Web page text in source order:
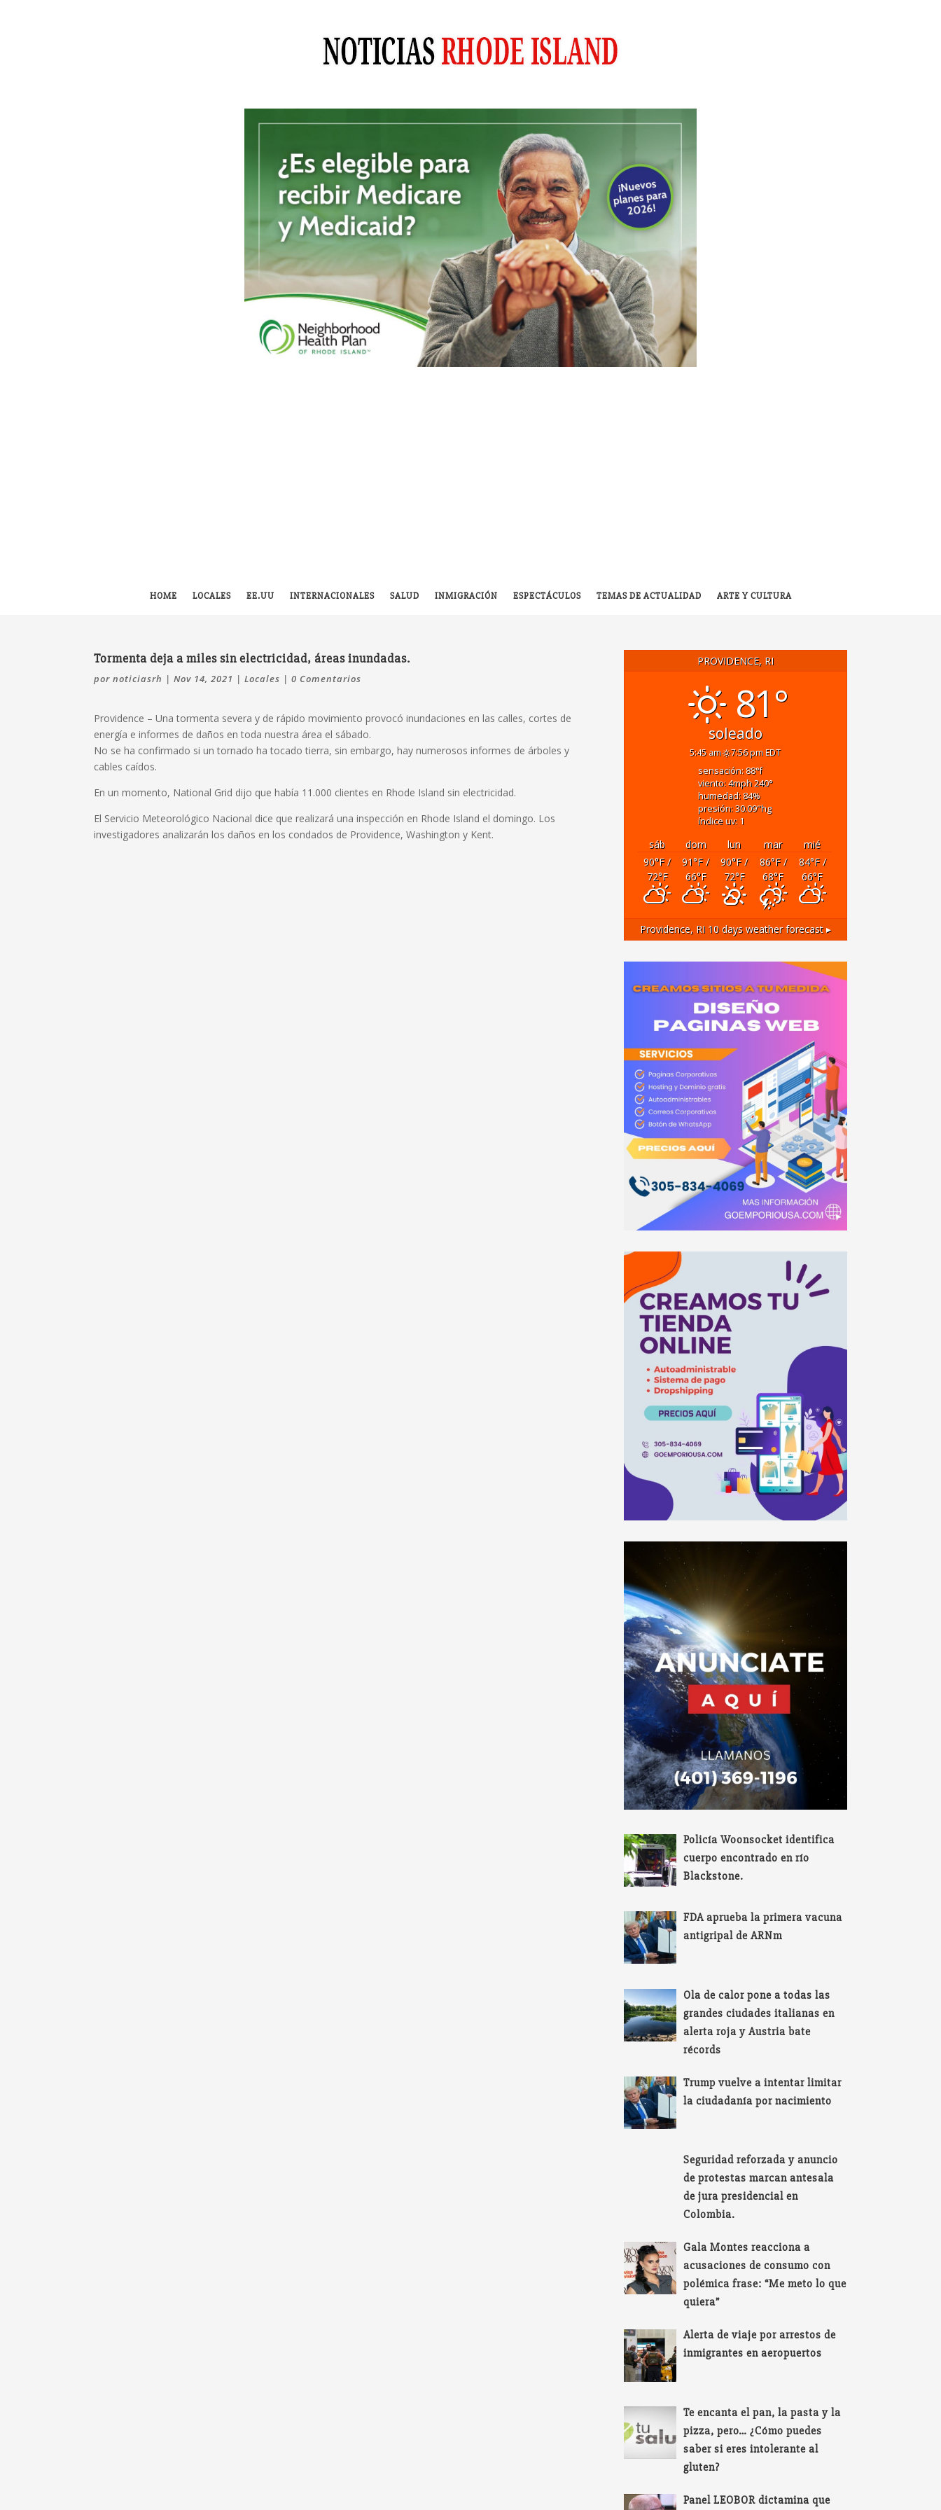
HOME LOCALES EE.UU INTERNACIONALES SALUD INMIGRACIÓN ESPECTÁCULOS TEMAS DE ACTUALIDAD ARTE Y CULTURA
Tormenta deja a miles sin electricidad, áreas inundadas.
pornoticiasrh |Nov 14, 2021 |Locales |0 Comentarios
Providence – Una tormenta severa y de rápido movimiento provocó inundaciones en las calles, cortes de
energía e informes de daños en toda nuestra área el sábado.
No se ha confirmado si un tornado ha tocado tierra, sin embargo, hay numerosos informes de árboles y
cables caídos.
En un momento, National Grid dijo que había 11.000 clientes en Rhode Island sin electricidad.
El Servicio Meteorológico Nacional dice que realizará una inspección en Rhode Island el domingo. Los
investigadores analizarán los daños en los condados de Providence, Washington y Kent.
PROVIDENCE, RI
81°
soleado
5:45 am 7:56 pm EDT
sensación: 88°f
viento: 4mph240°
humedad: 84%
presión: 30.09"hg
índice uv: 1
sáb dom lun mar
mié
90°F/
72°F
91°F/
66°F
90°F/
72°F
86°F/
68°F
84°F/
66°F
Providence, RI10 days weather forecast ▸
Policía Woonsocket identifica
cuerpo encontrado en río
Blackstone.
FDA aprueba la primera vacuna
antigripal de ARNm
Ola de calor pone a todas las
grandes ciudades italianas en
alerta roja y Austria bate
récords
Trump vuelve a intentar limitar
la ciudadanía por nacimiento
Seguridad reforzada y anuncio
de protestas marcan antesala
de jura presidencial en
Colombia.
Gala Montes reacciona a
acusaciones de consumo con
polémica frase: “Me meto lo que
quiera”
Alerta de viaje por arrestos de
inmigrantes en aeropuertos
Te encanta el pan, la pasta y la
pizza, pero… ¿Cómo puedes
saber si eres intolerante al
gluten?
Panel LEOBOR dictamina que